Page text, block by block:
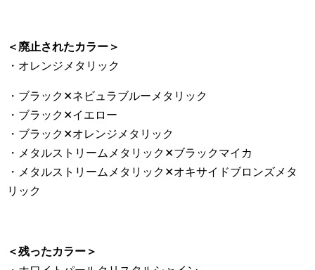
＜廃止されたカラー＞
・オレンジメタリック
・ブラック✕ネビュラブルーメタリック
・ブラック✕イエロー
・ブラック✕オレンジメタリック
・メタルストリームメタリック✕ブラックマイカ
・メタルストリームメタリック✕オキサイドブロンズメタ
リック
＜残ったカラー＞